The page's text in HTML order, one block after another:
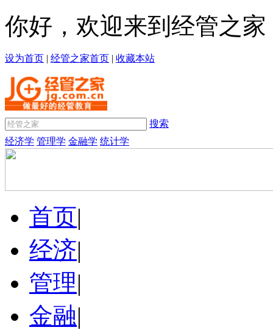
你好，欢迎来到经管之家
设为首页 | 经管之家首页 | 收藏本站
搜索
经济学 管理学 金融学 统计学
首页|
经济|
管理|
金融|